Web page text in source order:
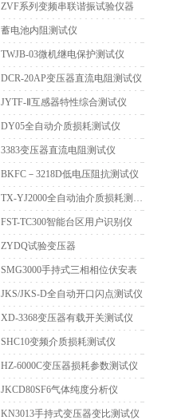
ZVF系列变频串联谐振试验仪器
蓄电池内阻测试仪
TWJB-03微机继电保护测试仪
DCR-20AP变压器直流电阻测试仪
JYTF-Ⅱ互感器特性综合测试仪
DY05全自动介质损耗测试仪
3383变压器直流电阻测试仪
BKFC－3218D低电压阻抗测试仪
TX-YJ2000全自动油介质损耗测试仪
FST-TC300智能台区用户识别仪
ZYDQ试验变压器
SMG3000手持式三相相位伏安表
JKS/JKS-D全自动开口闪点测试仪
XD-3368变压器有载开关测试仪
SHC10变频介质损耗测试仪
HZ-6000C变压器损耗参数测试仪
JKCD80SF6气体纯度分析仪
KN3013手持式变压器变比测试仪